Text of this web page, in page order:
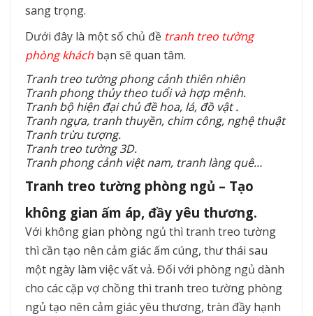
sang trọng.
Dưới đây là một số chủ đề tranh treo tường
phòng khách bạn sẽ quan tâm.
Tranh treo tường phong cảnh thiên nhiên
Tranh phong thủy theo tuổi và hợp mệnh.
Tranh bộ hiện đại chủ đề hoa, lá, đồ vật .
Tranh ngựa, tranh thuyền, chim công, nghệ thuật
Tranh trừu tượng.
Tranh treo tường 3D.
Tranh phong cảnh việt nam, tranh làng quê…
Tranh treo tường phòng ngủ – Tạo
không gian ấm áp, đầy yêu thương.
Với không gian phòng ngủ thì tranh treo tường
thì cần tạo nên cảm giác ấm cúng, thư thái sau
một ngày làm việc vất vả. Đối với phòng ngủ dành
cho các cặp vợ chồng thì tranh treo tường phòng
ngủ tạo nên cảm giác yêu thương, tràn đầy hạnh